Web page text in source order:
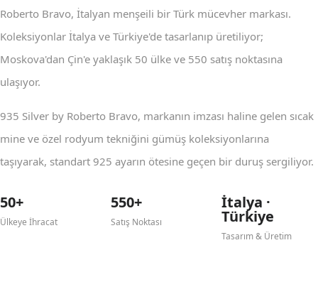
Roberto Bravo, İtalyan menşeili bir Türk mücevher markası.
Koleksiyonlar İtalya ve Türkiye'de tasarlanıp üretiliyor;
Moskova'dan Çin'e yaklaşık 50 ülke ve 550 satış noktasına
ulaşıyor.
935 Silver by Roberto Bravo, markanın imzası haline gelen sıcak
mine ve özel rodyum tekniğini gümüş koleksiyonlarına
taşıyarak, standart 925 ayarın ötesine geçen bir duruş sergiliyor.
50+
Ülkeye İhracat
550+
Satış Noktası
İtalya ·
Türkiye
Tasarım & Üretim